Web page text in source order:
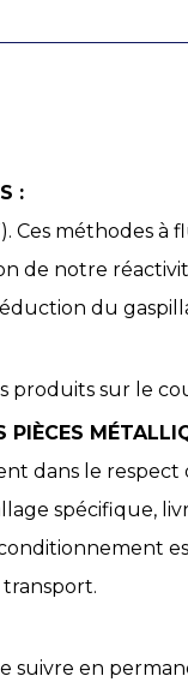
:
Ces méthodes
de notre
du
produits sur le
PIÈCES
dans le
spécifique,
suivre en